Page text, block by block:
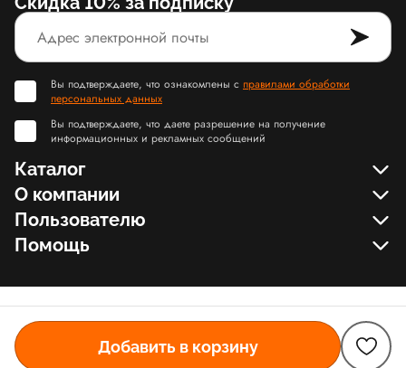
Добавить в корзину
Вы подтверждаете, что ознакомлены с правилами обработки
персональных данных
Вы подтверждаете, что даете разрешение на получение
информационных и рекламных сообщений
Каталог
О компании
Пользователю
Помощь
© Slamdunk.Shop, 2017-2026